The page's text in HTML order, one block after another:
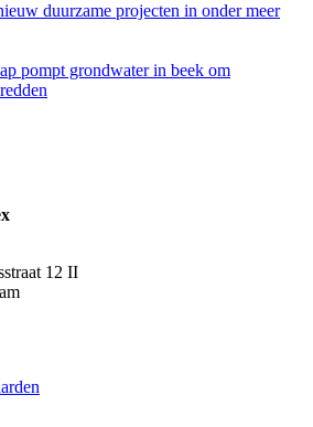
duurzame projecten in onder meer
pompt grondwater in beek om
12 II